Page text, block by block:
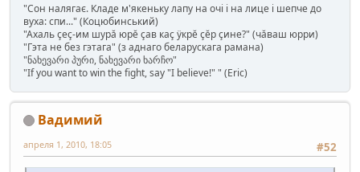
"Сон налягає. Кладе м'якеньку лапу на очі і на лице і шепче до
вуха: спи..." (Коцюбинський)
"Ахаль çеç-им шурă юрĕ çав каç ÿкрĕ çĕр çине?" (чăваш юрри)
"Гэта не без гэтага" (з аднаго беларускага рамана)
"ნახევარი პური, ნახევარი ხარჩო"
"If you want to win the fight, say "I believe!" " (Eric)
Вадимий
#52
апреля 1, 2010, 18:05